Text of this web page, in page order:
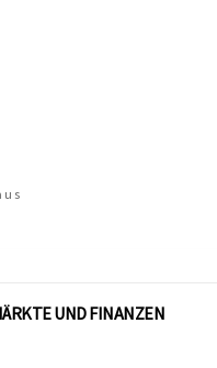
UND FINANZEN